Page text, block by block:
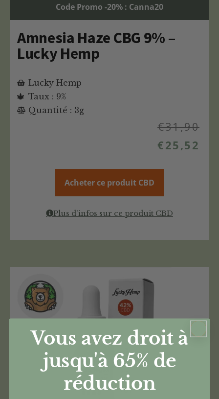
Code Promo -20% : Canna20
Amnesia Haze CBG 9% –
Lucky Hemp
Lucky Hemp
Taux : 9%
Quantité : 3g
€31,90
€25,52
Acheter ce produit CBD
Plus d'infos sur ce produit CBD
Vous avez droit à
jusqu'à 65% de
réduction